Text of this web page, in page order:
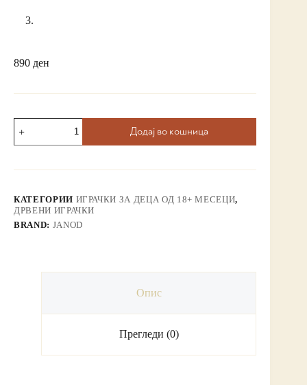
890 ден
Додај во кошница
КАТЕГОРИИ ИГРАЧКИ ЗА ДЕЦА ОД 18+ МЕСЕЦИ,
ДРВЕНИ ИГРАЧКИ
BRAND: JANOD
Опис
Прегледи (0)